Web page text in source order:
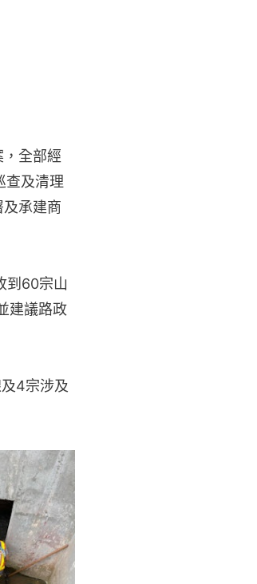
全部經
查及清理
承建商
到60宗山
建議路政
4宗涉及